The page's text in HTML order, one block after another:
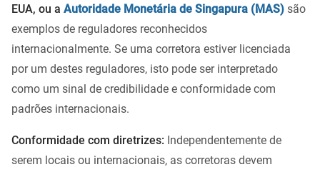
EUA, ou a Autoridade Monetária de Singapura (MAS) são
exemplos de reguladores reconhecidos
internacionalmente. Se uma corretora estiver licenciada
por um destes reguladores, isto pode ser interpretado
como um sinal de credibilidade e conformidade com
padrões internacionais.
Conformidade com diretrizes: Independentemente de
serem locais ou internacionais, as corretoras devem